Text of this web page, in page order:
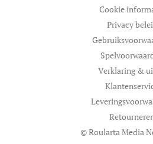
Cookie
Privacy
Verklaring &
© Roularta Media